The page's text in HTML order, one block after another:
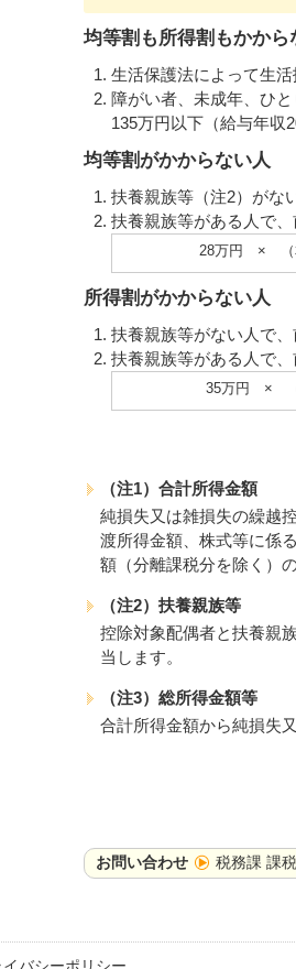
均等割も所得割もかから
生活保護法によって生
障がい者、未成年、ひ
135万円以下（給与年収
均等割がかからない人
扶養親族等（注2）がな
扶養親族等がある人で
28万円 × （
所得割がかからない人
扶養親族等がない人で
扶養親族等がある人で
35万円 ×
（注1）合計所得金額
純損失又は雑損失の繰越
渡所得金額、株式等に係
額（分離課税分を除く）
（注2）扶養親族等
控除対象配偶者と扶養親
当します。
（注3）総所得金額等
合計所得金額から純損失
お問い合わせ 税務課 課